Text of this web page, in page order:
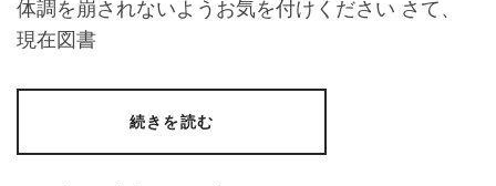
体調を崩されないようお気を付けください さて、
現在図書
続きを読む